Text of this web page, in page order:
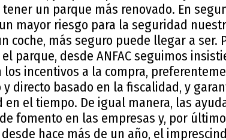
un parque más renovado. En
mayor riesgo para la seguridad
coche, más seguro puede llegar a ser.
parque, desde ANFAC seguimos
incentivos a la compra,
directo basado en la fiscalidad, y
el tiempo. De igual manera, las
fomento en las empresas y, por
hace más de un año, el